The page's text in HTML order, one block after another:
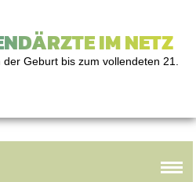
IM NETZ
Geburt bis zum vollendeten 21.